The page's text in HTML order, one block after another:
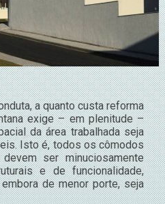
a quanto custa reforma
exige – em plenitude –
da área trabalhada seja
Isto é, todos os cômodos
ser minuciosamente
e de funcionalidade,
de menor porte, seja